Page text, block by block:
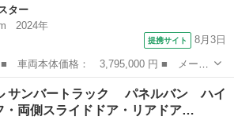
ター
2024年
提携サイト 8月3日
： フォレスター ■ グレード名： ＳＴ
テリアセレクション ドラレコ ■ 排気
レスター
サンバートラック パネルバン ハイ
・両側スライドドア・リアドア…